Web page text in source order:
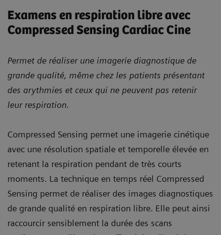
Examens en respiration libre avec
Compressed Sensing Cardiac Cine
Permet de réaliser une imagerie diagnostique de
grande qualité, même chez les patients présentant
des arythmies et ceux qui ne peuvent pas retenir
leur respiration.
Compressed Sensing permet une imagerie cinétique
avec une résolution spatiale et temporelle élevée en
retenant la respiration pendant de très courts
moments. La technique en temps réel Compressed
Sensing permet de réaliser des images diagnostiques
de grande qualité en respiration libre. Elle peut ainsi
raccourcir sensiblement la durée des scans